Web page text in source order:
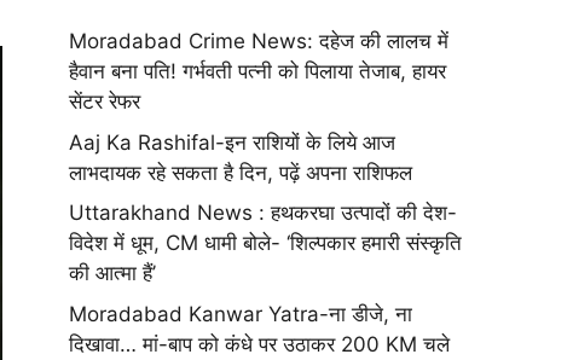
Moradabad Crime News: दहेज की लालच में
हैवान बना पति! गर्भवती पत्नी को पिलाया तेजाब, हायर
सेंटर रेफर
Aaj Ka Rashifal-इन राशियों के लिये आज
लाभदायक रहे सकता है दिन, पढ़ें अपना राशिफल
Uttarakhand News : हथकरघा उत्पादों की देश-
विदेश में धूम, CM धामी बोले- ‘शिल्पकार हमारी संस्कृति
की आत्मा हैं’
Moradabad Kanwar Yatra-ना डीजे, ना
दिखावा… मां-बाप को कंधे पर उठाकर 200 KM चले